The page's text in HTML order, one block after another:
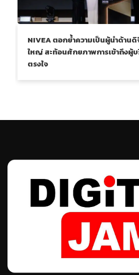
NIVEA ตอกย้ำความเป็นผู้นำด้านดิ
ใหญ่ สะท้อนศักยภาพการเข้าถึงผู้
ตรงใจ